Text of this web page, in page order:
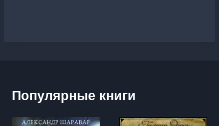
Популярные книги